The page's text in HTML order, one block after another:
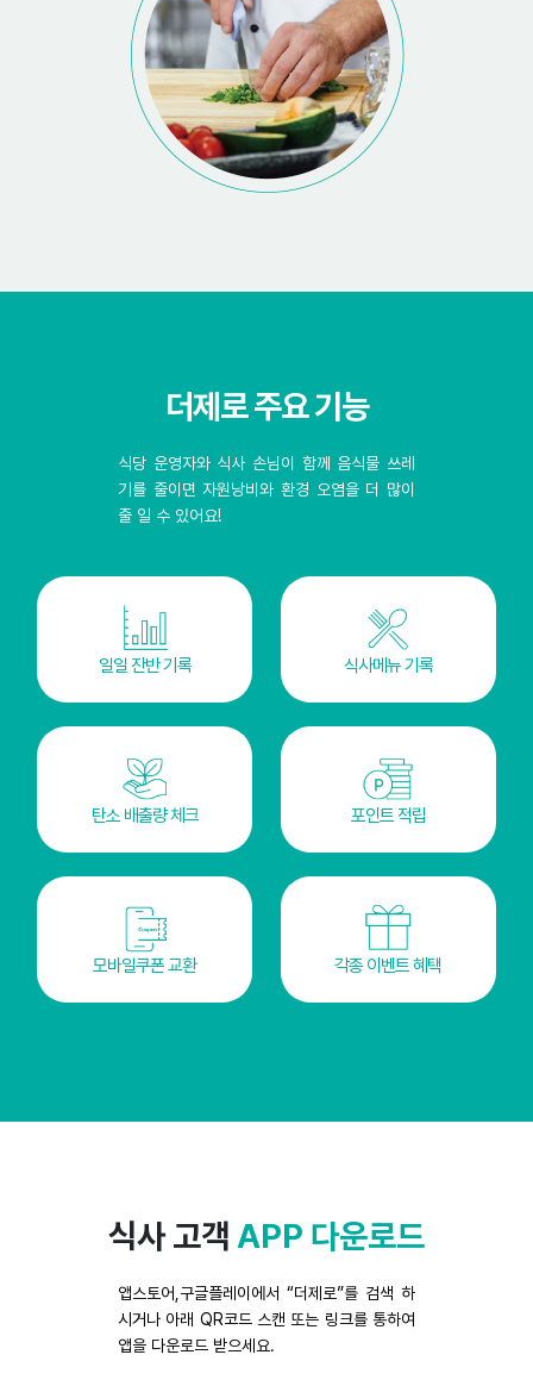
더제로 주요 기능
식당 운영자와 식사 손님이 함께 음식물 쓰레
기를 줄이면 자원낭비와 환경 오염을 더 많이
줄 일 수 있어요!
일일 잔반 기록 식사메뉴 기록
탄소 배출량 체크 포인트 적립
모바일쿠폰 교환 각종 이벤트 혜택
식사 고객 APP 다운로드
앱스토어,구글플레이에서 “더제로”를 검색 하
시거나 아래 QR코드 스캔 또는 링크를 통하여
앱을 다운로드 받으세요.